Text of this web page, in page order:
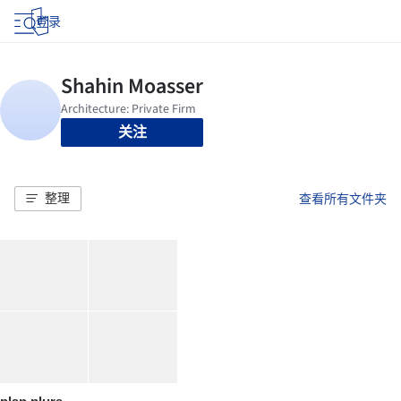
登录
关注
整理 查看所有文件夹